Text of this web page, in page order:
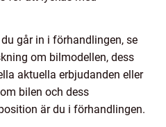
går in i förhandlingen, se
om bilmodellen, dess
aktuella erbjudanden eller
bilen och dess
är du i förhandlingen.